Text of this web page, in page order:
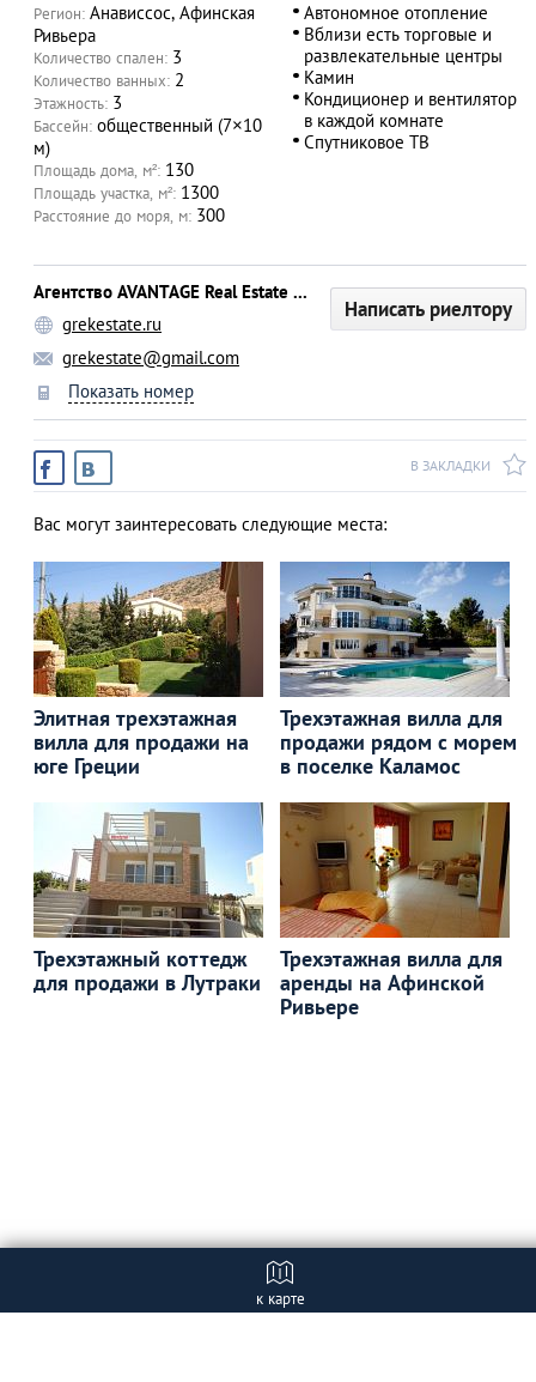
Регион: Анависсос, Афинская
Ривьера
Количество спален: 3
Количество ванных: 2
Этажность: 3
Бассейн: общественный (7×10
м)
Площадь дома, м²: 130
Площадь участка, м²: 1300
Расстояние до моря, м: 300
Автономное отопление
Вблизи есть торговые и
развлекательные центры
Камин
Кондиционер и вентилятор
в каждой комнате
Спутниковое ТВ
Агентство AVANTAGE Real Estate & Constructions
grekestate.ru
grekestate@gmail.com
Показать номер
Написать риелтору
В ЗАКЛАДКИ
Вас могут заинтересовать следующие места:
Элитная трехэтажная
вилла для продажи на
юге Греции
Трехэтажная вилла для
продажи рядом с морем
в поселке Каламос
Трехэтажный коттедж
для продажи в Лутраки
Трехэтажная вилла для
аренды на Афинской
Ривьере
к карте